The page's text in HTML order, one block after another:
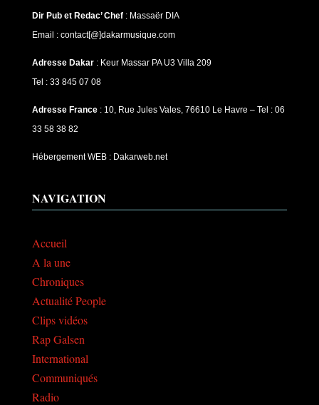
Dir Pub et Redac’ Chef: Massaër DIA
Email : contact[@]dakarmusique.com
Adresse Dakar: Keur Massar PA U3 Villa 209
Tel : 33 845 07 08
Adresse France: 10, Rue Jules Vales, 76610 Le Havre – Tel : 06
33 58 38 82
Hébergement WEB : Dakarweb.net
NAVIGATION
Accueil
A la une
Chroniques
Actualité People
Clips vidéos
Rap Galsen
International
Communiqués
Radio